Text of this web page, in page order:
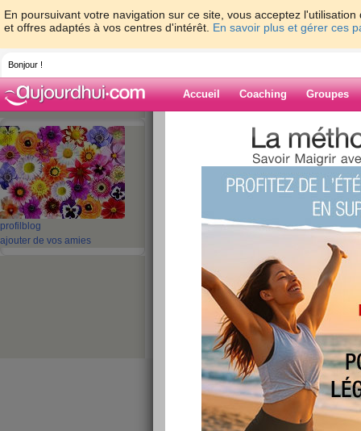
En poursuivant votre navigation sur ce site, vous acceptez
et offres adaptés à vos centres d'intérêt. En savoir plus et gérer ces
Bonjour !
Accueil Coaching Groupes
profil blog
ajouter de vos amies
> SCARLATINE
Blog de
21 - 30 31 - 40 41 - 50
51 -
‹ Préc. 91 93 94 95
belle journée en
publié le 11/09/2007 à 09:36